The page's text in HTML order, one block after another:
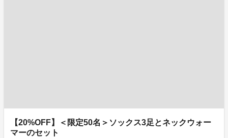
【20%OFF】＜限定50名＞ソックス3足とネックウォー
マーのセット